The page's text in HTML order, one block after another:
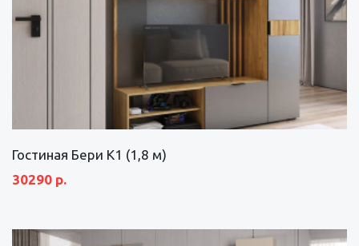
Гостиная Бери К1 (1,8 м)
30290 р.